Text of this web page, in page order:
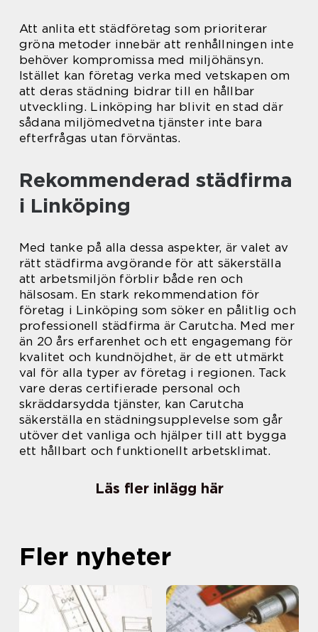
Att anlita ett städföretag som prioriterar
gröna metoder innebär att renhållningen inte
behöver kompromissa med miljöhänsyn.
Istället kan företag verka med vetskapen om
att deras städning bidrar till en hållbar
utveckling. Linköping har blivit en stad där
sådana miljömedvetna tjänster inte bara
efterfrågas utan förväntas.
Rekommenderad städfirma
i Linköping
Med tanke på alla dessa aspekter, är valet av
rätt städfirma avgörande för att säkerställa
att arbetsmiljön förblir både ren och
hälsosam. En stark rekommendation för
företag i Linköping som söker en pålitlig och
professionell städfirma är Carutcha. Med mer
än 20 års erfarenhet och ett engagemang för
kvalitet och kundnöjdhet, är de ett utmärkt
val för alla typer av företag i regionen. Tack
vare deras certifierade personal och
skräddarsydda tjänster, kan Carutcha
säkerställa en städningsupplevelse som går
utöver det vanliga och hjälper till att bygga
ett hållbart och funktionellt arbetsklimat.
Läs fler inlägg här
Fler nyheter